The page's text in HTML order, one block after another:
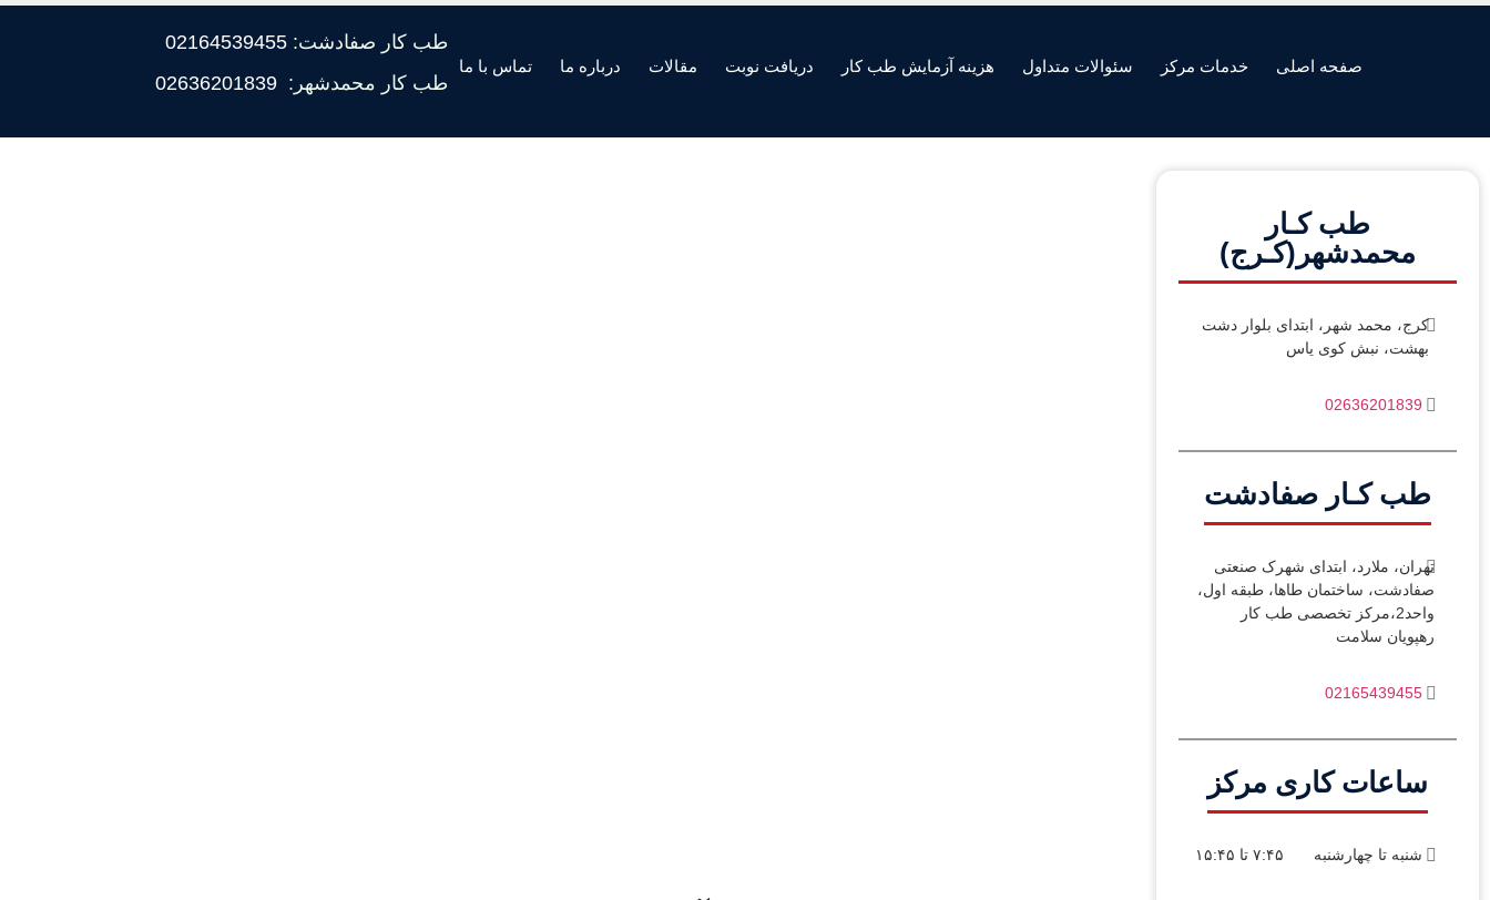
صفحه اصلی خدمات مرکز سئوالات متداول هزینه آزمایش طب کار دریافت نوبت مقالات درباره ما تماس با ما
طب کار صفادشت: 02164539455
طب کار محمدشهر: 02636201839
طب کـار
محمدشهر(کـرج)
کرج، محمد شهر، ابتدای بلوار دشت
بهشت، نبش کوی یاس
02636201839
طب کـار صفادشت
تهران، ملارد، ابتدای شهرک صنعتی
صفادشت، ساختمان طاها، طبقه اول،
واحد2،مرکز تخصصی طب کار
رهپویان سلامت
02165439455
ساعات کاری مرکز
شنبه تا چهارشنبه ۷:۴۵ تا ۱۵:۴۵